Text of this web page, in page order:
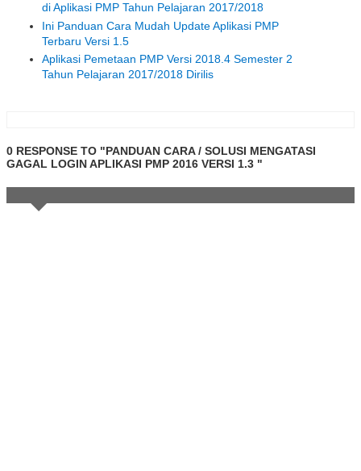
di Aplikasi PMP Tahun Pelajaran 2017/2018
Ini Panduan Cara Mudah Update Aplikasi PMP
Terbaru Versi 1.5
Aplikasi Pemetaan PMP Versi 2018.4 Semester 2
Tahun Pelajaran 2017/2018 Dirilis
0 RESPONSE TO "PANDUAN CARA / SOLUSI MENGATASI
GAGAL LOGIN APLIKASI PMP 2016 VERSI 1.3 "